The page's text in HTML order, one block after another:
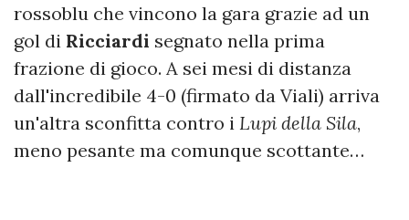
rossoblu che vincono la gara grazie ad un
gol di Ricciardi segnato nella prima
frazione di gioco. A sei mesi di distanza
dall'incredibile 4-0 (firmato da Viali) arriva
un'altra sconfitta contro i Lupi della Sila,
meno pesante ma comunque scottante…